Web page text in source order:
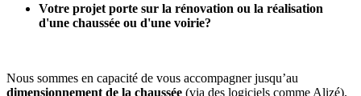
Votre projet porte sur la rénovation ou la réalisation
d'une chaussée ou d'une voirie?
Nous sommes en capacité de vous accompagner jusqu’au
dimensionnement de la chaussée (via des logiciels comme Alizé).